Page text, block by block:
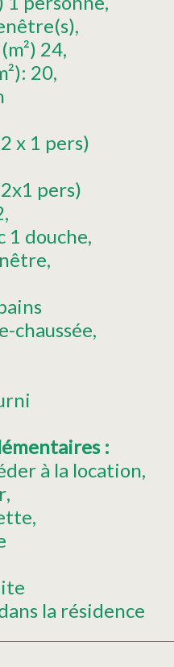
24
20
x 1 pers)
pers)
1 douche
chaussée
:
à la location
la résidence